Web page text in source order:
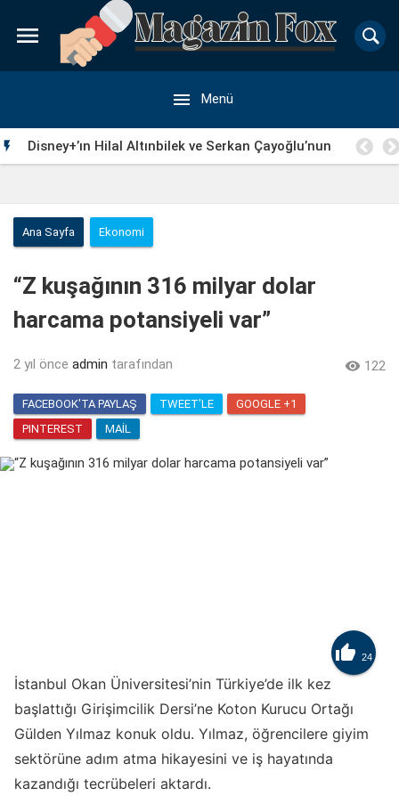

 Menü
 Disney+’ın Hilal Altınbilek ve Serkan Çayoğlu’nun
ve Merak Uyandıran İlk Tanıtımı Yayımlandı
Ana Sayfa Ekonomi
“Z kuşağının 316 milyar dolar
harcama potansiyeli var”
2 yıl önce admin tarafından  122
FACEBOOK'TA PAYLAŞ TWEET'LE
GOOGLE +1
PINTEREST
MAIL
 24
İstanbul Okan Üniversitesi’nin Türkiye’de ilk kez
başlattığı Girişimcilik Dersi’ne Koton Kurucu Ortağı
Gülden Yılmaz konuk oldu. Yılmaz, öğrencilere giyim
sektörüne adım atma hikayesini ve iş hayatında
kazandığı tecrübeleri aktardı.